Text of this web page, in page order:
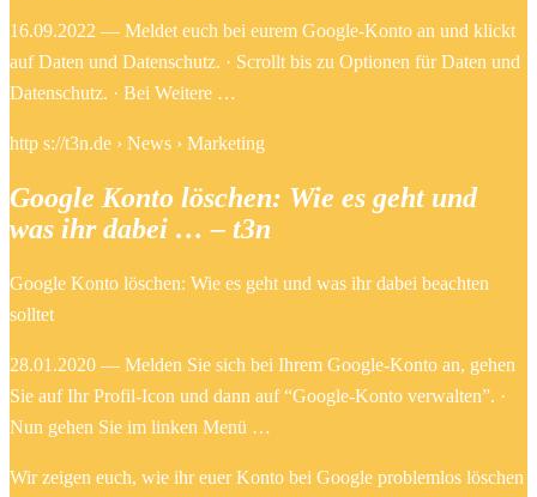
16.09.2022 — Meldet euch bei eurem Google-Konto an und klickt
auf Daten und Datenschutz. · Scrollt bis zu Optionen für Daten und
Datenschutz. · Bei Weitere …
http s://t3n.de › News › Marketing
Google Konto löschen: Wie es geht und
was ihr dabei … – t3n
Google Konto löschen: Wie es geht und was ihr dabei beachten
solltet
28.01.2020 — Melden Sie sich bei Ihrem Google-Konto an, gehen
Sie auf Ihr Profil-Icon und dann auf “Google-Konto verwalten”. ·
Nun gehen Sie im linken Menü …
Wir zeigen euch, wie ihr euer Konto bei Google problemlos löschen